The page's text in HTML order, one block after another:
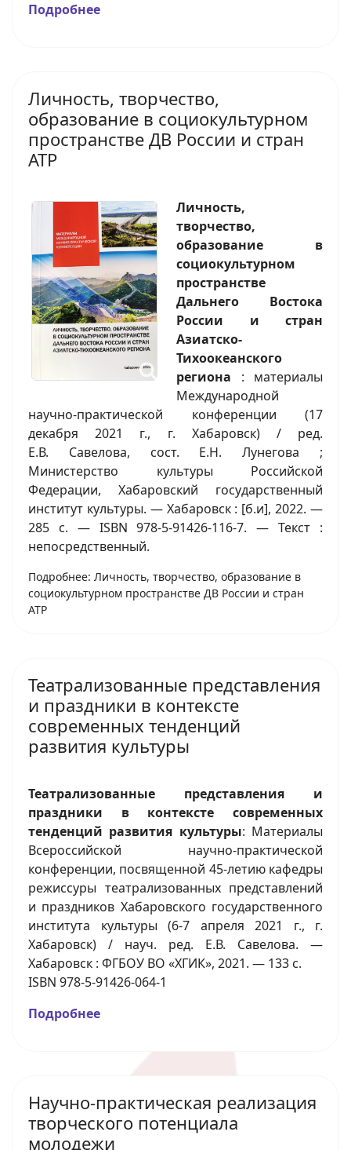
Подробнее
Личность, творчество,
образование в социокультурном
пространстве ДВ России и стран
АТР
Личность,
творчество,
образование в
социокультурном
пространстве
Дальнего Востока
России и стран
Азиатско-
Тихоокеанского
региона : материалы
Международной
научно-практической конференции (17
декабря 2021 г., г. Хабаровск) / ред.
Е.В. Савелова, сост. Е.Н. Лунегова ;
Министерство культуры Российской
Федерации, Хабаровский государственный
институт культуры. — Хабаровск : [б.и], 2022. —
285 с. — ISBN 978-5-91426-116-7. — Текст :
непосредственный.
Подробнее: Личность, творчество, образование в
социокультурном пространстве ДВ России и стран
АТР
Театрализованные представления
и праздники в контексте
современных тенденций
развития культуры
Театрализованные представления и
праздники в контексте современных
тенденций развития культуры: Материалы
Всероссийской научно-практической
конференции, посвященной 45-летию кафедры
режиссуры театрализованных представлений
и праздников Хабаровского государственного
института культуры (6-7 апреля 2021 г., г.
Хабаровск) / науч. ред. Е.В. Савелова. —
Хабаровск : ФГБОУ ВО «ХГИК», 2021. — 133 с.
ISBN 978-5-91426-064-1
Подробнее
Научно-практическая реализация
творческого потенциала
молодежи